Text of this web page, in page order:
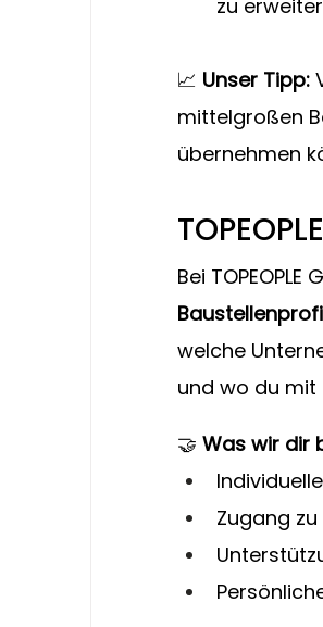
zu
📈 Unser Tipp:
mittelgroßen
übernehmen
Bei
welche
und wo du mit
🤝 Was wir dir
Zugang